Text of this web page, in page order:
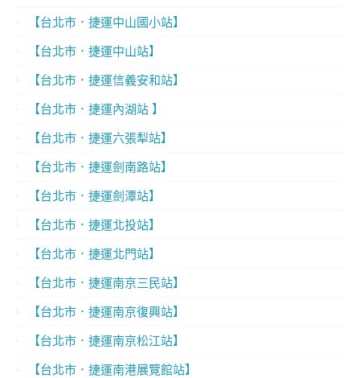
【台北市．捷運中山國小站】
【台北市．捷運中山站】
【台北市．捷運信義安和站】
【台北市．捷運內湖站 】
【台北市．捷運六張犁站】
【台北市．捷運劍南路站】
【台北市．捷運劍潭站】
【台北市．捷運北投站】
【台北市．捷運北門站】
【台北市．捷運南京三民站】
【台北市．捷運南京復興站】
【台北市．捷運南京松江站】
【台北市．捷運南港展覽館站】